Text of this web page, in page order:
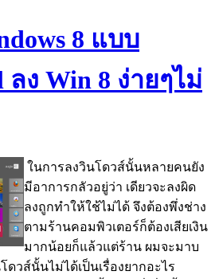
8 แบบ
ลง Win 8 ง่ายๆไม่
ในการลงวินโดวส์นั้นหลายคนยัง
มีอาการกลัวอยู่ว่า เดียวจะลงผิด
ลงถูกทำให้ใช้ไม่ได้ จึงต้องพึ่งช่าง
ตามร้านคอมพิวเตอร์ก็ต้องเสียเงิน
มากน้อยก็แล้วแต่ร้าน ผมจะมาบ
วส์นั้นไม่ได้เป็นเรื่องยากอะไร